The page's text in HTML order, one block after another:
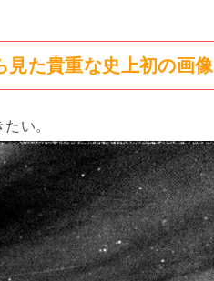
見た貴重な史上初の画像
い。